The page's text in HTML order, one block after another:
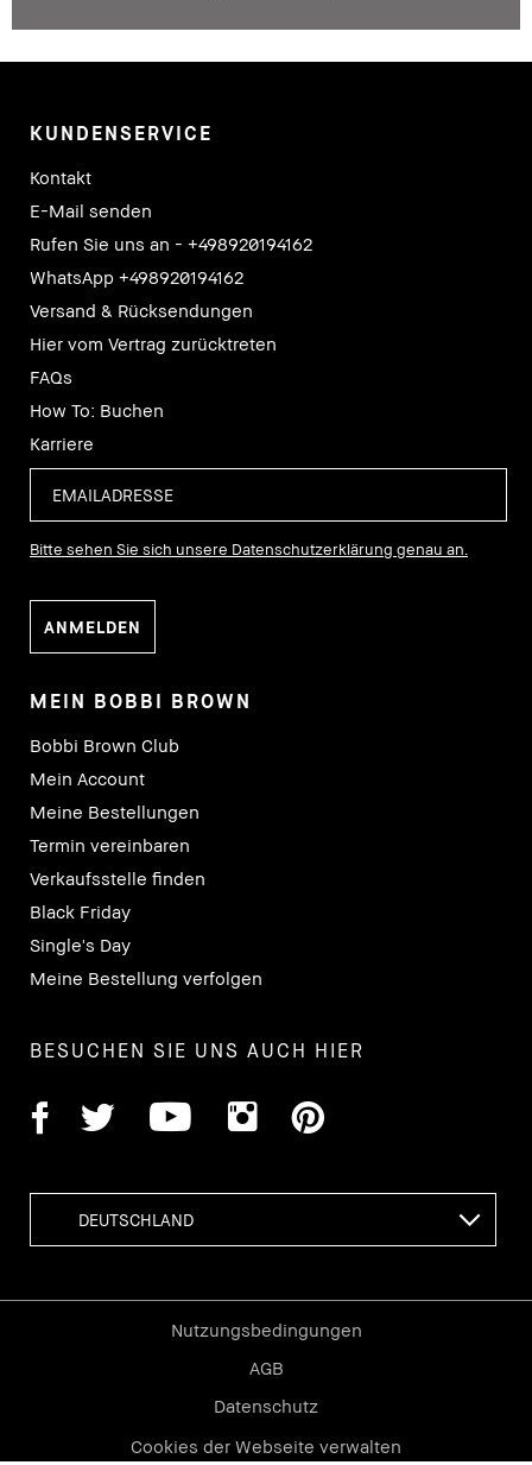
KUNDENSERVICE
Kontakt
E-Mail senden
Rufen Sie uns an - +498920194162
WhatsApp +498920194162
Versand & Rücksendungen
Hier vom Vertrag zurücktreten
FAQs
How To: Buchen
Karriere
Bitte sehen Sie sich unsere Datenschutzerklärung genau an.
MEIN BOBBI BROWN
Bobbi Brown Club
Mein Account
Meine Bestellungen
Termin vereinbaren
Verkaufsstelle finden
Black Friday
Single's Day
Meine Bestellung verfolgen
BESUCHEN SIE UNS AUCH HIER
Nutzungsbedingungen
AGB
Datenschutz
Cookies der Webseite verwalten